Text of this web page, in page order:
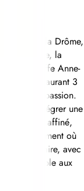
cœur de la Drôme,
la
par la Cheffe Anne-
qu’un restaurant 3
et de passion.
c’est intégrer une
pensé, affiné,
environnement où
savoir-faire, avec
mémorable aux